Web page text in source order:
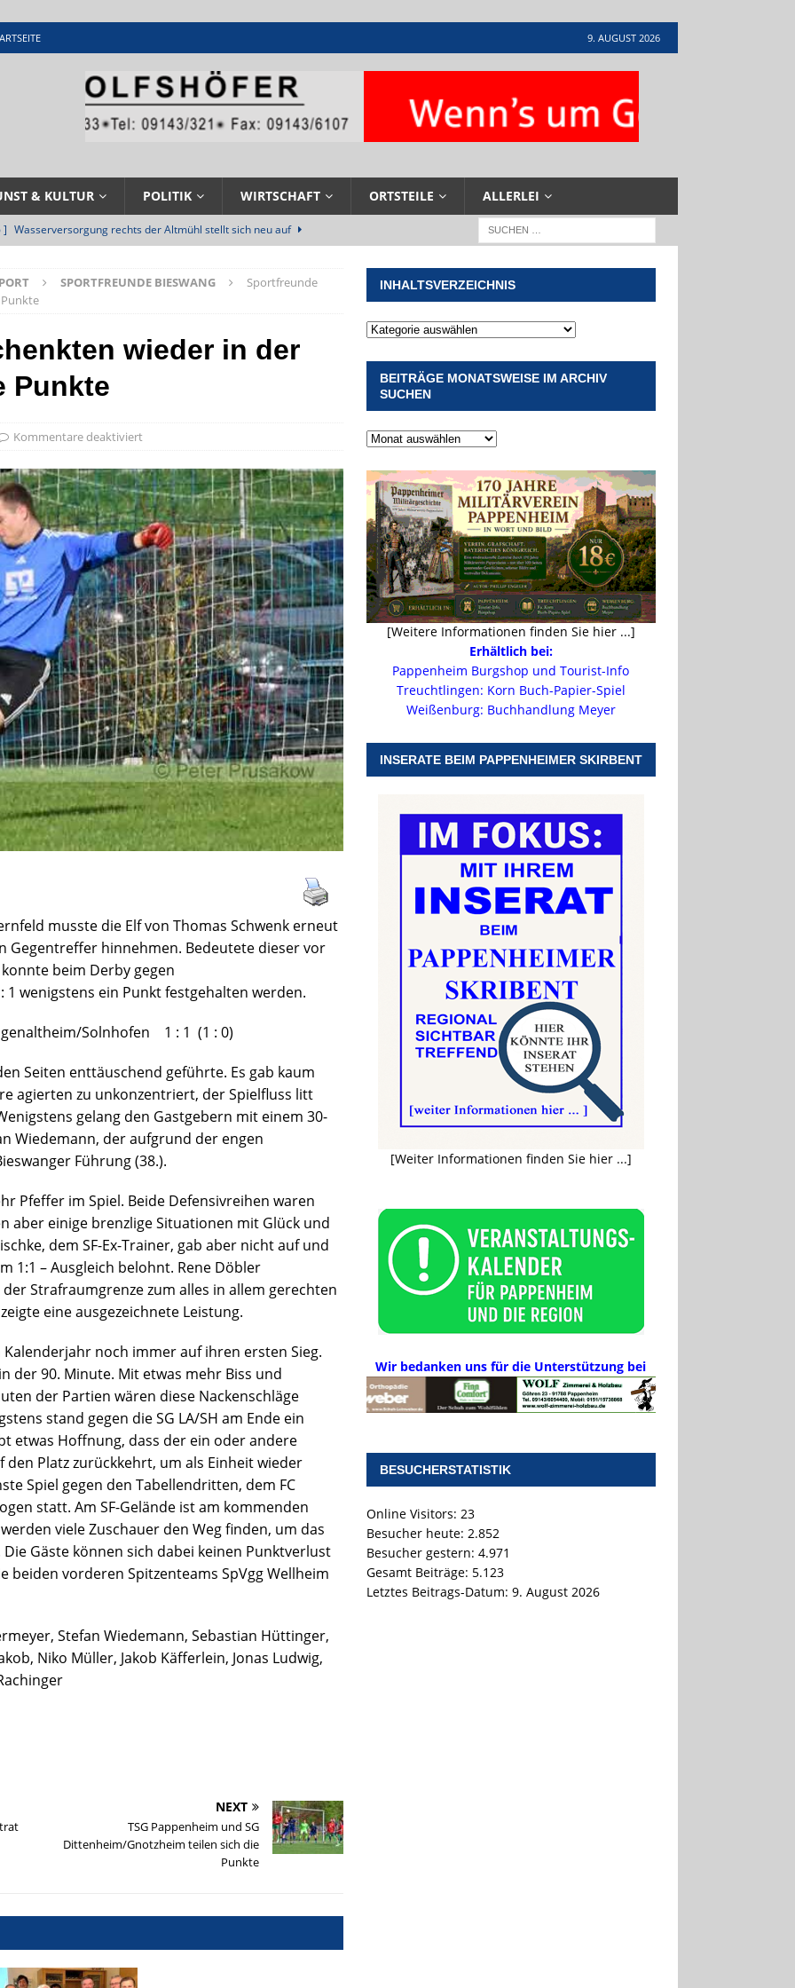
9. AUGUST 2026
& KULTUR POLITIK WIRTSCHAFT ORTSTEILE ALLERLEI
] Wasserversorgung rechts der Altmühl stellt sich neu auf
] Sommerabendmusik mit Pop und Musicalklängen in
Stellenangebot beim Wasserzweckverband links der Altmühl
] Militärgeschichte paddelt in Pappenheim bis heute mit
] Langen Nacht der Feuerwehr in Pappenheim EHRENAMT
SPORTFREUNDE BIESWANG
Sportfreunde
wieder in der
Punkte
Kommentare deaktiviert
musste die Elf von Thomas Schwenk erneut
Gegentreffer hinnehmen. Bedeutete dieser vor
beim Derby gegen
wenigstens ein Punkt festgehalten werden.
Solnhofen 1 : 1 (1 : 0)
Seiten enttäuschend geführte. Es gab kaum
agierten zu unkonzentriert, der Spielfluss litt
gelang den Gastgebern mit einem 30-
Wiedemann, der aufgrund der engen
Führung (38.).
Pfeffer im Spiel. Beide Defensivreihen waren
einige brenzlige Situationen mit Glück und
dem SF-Ex-Trainer, gab aber nicht auf und
1:1 – Ausgleich belohnt. Rene Döbler
Strafraumgrenze zum alles in allem gerechten
eine ausgezeichnete Leistung.
noch immer auf ihren ersten Sieg.
der 90. Minute. Mit etwas mehr Biss und
der Partien wären diese Nackenschläge
stand gegen die SG LA/SH am Ende ein
etwas Hoffnung, dass der ein oder andere
Platz zurückkehrt, um als Einheit wieder
Spiel gegen den Tabellendritten, dem FC
statt. Am SF-Gelände ist am kommenden
viele Zuschauer den Weg finden, um das
Gäste können sich dabei keinen Punktverlust
beiden vorderen Spitzenteams SpVgg Wellheim
Stefan Wiedemann, Sebastian Hüttinger,
Niko Müller, Jakob Käfferlein, Jonas Ludwig,
NEXT
TSG Pappenheim und SG
Dittenheim/Gnotzheim teilen sich die
Punkte
INHALTSVERZEICHNIS
BEITRÄGE MONATSWEISE IM ARCHIV
SUCHEN
[Weitere Informationen finden Sie hier ...]
Erhältlich bei:
Pappenheim Burgshop und Tourist-Info
Treuchtlingen: Korn Buch-Papier-Spiel
Weißenburg: Buchhandlung Meyer
INSERATE BEIM PAPPENHEIMER SKIRBENT
[Weiter Informationen finden Sie hier ...]
Wir bedanken uns für die Unterstützung bei
BESUCHERSTATISTIK
Online Visitors: 23
Besucher heute: 2.852
Besucher gestern: 4.971
Gesamt Beiträge: 5.123
Letztes Beitrags-Datum: 9. August 2026